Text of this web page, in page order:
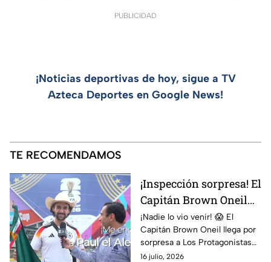
PUBLICIDAD
¡Noticias deportivas de hoy, sigue a TV
Azteca Deportes en Google News!
TE RECOMENDAMOS
¡Inspección sorpresa! El
Capitán Brown Oneil
pone contra las
cuerdas a Martinoli y al
Dr. García
¡Nadie lo vio venir! 😱 El
Capitán Brown Oneil llega por
sorpresa a Los Protagonistas
para realizar una rigurosa
16 julio, 2026